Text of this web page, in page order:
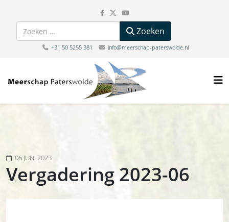
Zoeken Zoeken
+31 50 5255 381 info@meerschap-paterswolde.nl
06 JUNI 2023
Vergadering 2023-06